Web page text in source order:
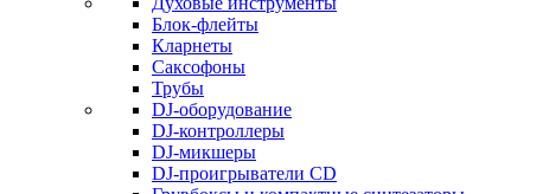
Блок-флейты
Кларнеты
Саксофоны
Трубы
DJ-оборудование
DJ-контроллеры
DJ-микшеры
DJ-проигрыватели CD